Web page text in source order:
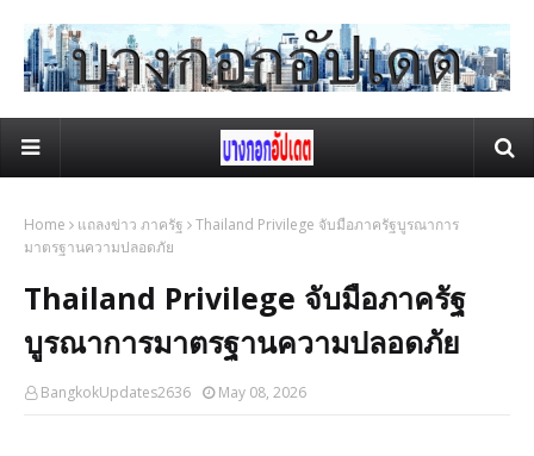
Home แถลงข่าว ภาครัฐ
Thailand Privilege จับมือภาครัฐบูรณาการ
มาตรฐานความปลอดภัย
Thailand Privilege จับมือภาครัฐ
บูรณาการมาตรฐานความปลอดภัย
BangkokUpdates2636 May 08, 2026